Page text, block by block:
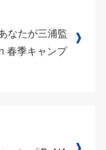
なたが三浦監
春季キャンプ